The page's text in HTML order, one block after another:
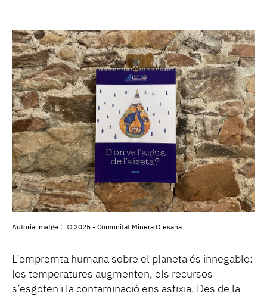
Autoria imatge : © 2025 - Comunitat Minera Olesana
L’empremta humana sobre el planeta és innegable:
les temperatures augmenten, els recursos
s’esgoten i la contaminació ens asfixia. Des de la